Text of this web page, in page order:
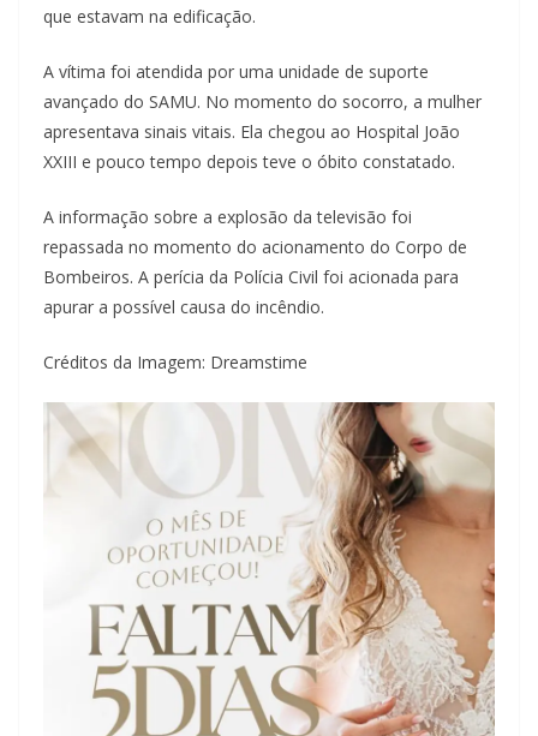
que estavam na edificação.
A vítima foi atendida por uma unidade de suporte
avançado do SAMU. No momento do socorro, a mulher
apresentava sinais vitais. Ela chegou ao Hospital João
XXIII e pouco tempo depois teve o óbito constatado.
A informação sobre a explosão da televisão foi
repassada no momento do acionamento do Corpo de
Bombeiros. A perícia da Polícia Civil foi acionada para
apurar a possível causa do incêndio.
Créditos da Imagem: Dreamstime